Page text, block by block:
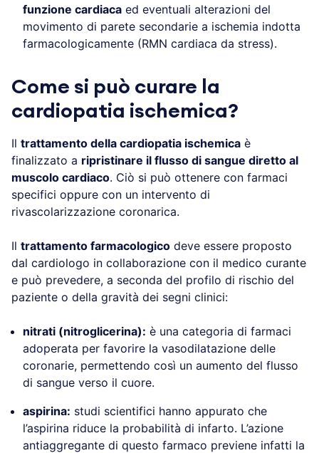
funzione cardiaca ed eventuali alterazioni del
movimento di parete secondarie a ischemia indotta
farmacologicamente (RMN cardiaca da stress).
Come si può curare la
cardiopatia ischemica?
Il trattamento della cardiopatia ischemica è
finalizzato a ripristinare il flusso di sangue diretto al
muscolo cardiaco. Ciò si può ottenere con farmaci
specifici oppure con un intervento di
rivascolarizzazione coronarica.
Il trattamento farmacologico deve essere proposto
dal cardiologo in collaborazione con il medico curante
e può prevedere, a seconda del profilo di rischio del
paziente o della gravità dei segni clinici:
nitrati (nitroglicerina): è una categoria di farmaci
adoperata per favorire la vasodilatazione delle
coronarie, permettendo così un aumento del flusso
di sangue verso il cuore.
aspirina: studi scientifici hanno appurato che
l’aspirina riduce la probabilità di infarto. L’azione
antiaggregante di questo farmaco previene infatti la